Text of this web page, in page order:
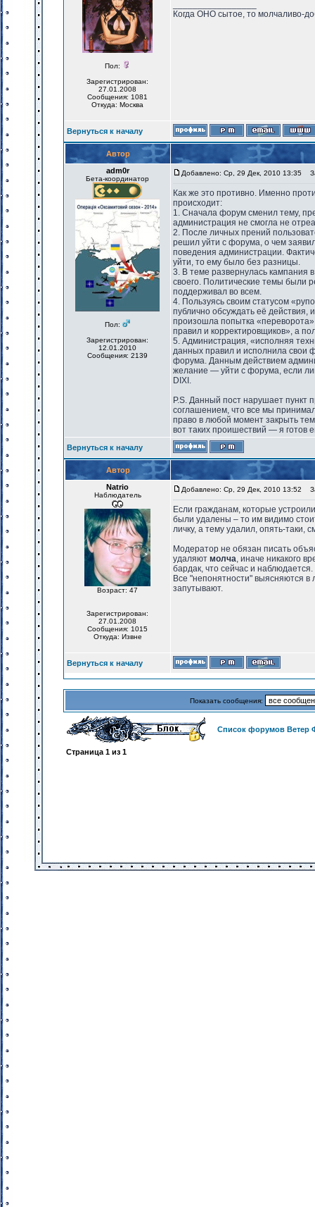
Пол:
Зарегистрирован:
27.01.2008
Сообщения: 1081
Откуда: Москва
Когда ОНО сытое, то молчаливо-
Вернуться к началу
Автор
adm0r
Бета-координатор
Пол:
Зарегистрирован:
12.01.2010
Сообщения: 2139
Добавлено: Ср, 29 Дек, 2010 13:35
Как же это противно. Именно
происходит:
1. Сначала форум сменил тему,
администрация не смогла не
2. После личных прений
решил уйти с форума, о чем
поведения администрации.
уйти, то ему было без разницы.
3. В теме развернулась кампания
своего. Политические темы были
поддерживал во всем.
4. Пользуясь своим статусом
публично обсуждать её действия,
произошла попытка
правил и корректировщиков», а
5. Администрация, «исполняя
данных правил и исполнила свои
форума. Данным действием
желание — уйти с форума, если
DIXI.
P.S. Данный пост нарушает пункт
соглашением, что все мы
право в любой момент закрыть
вот таких проишествий — я готов
Вернуться к началу
Автор
Natrio
Наблюдатель
Возраст: 47
Зарегистрирован:
27.01.2008
Сообщения: 1015
Откуда: Извне
Добавлено: Ср, 29 Дек, 2010 13:52
Если гражданам, которые
были удалены – то им видимо
личку, а тему удалил, опять-таки,
Модератор не обязан писать
удаляют молча, иначе никакого
бардак, что сейчас и наблюдается.
Все "непонятности" выясняются
запутывают.
Вернуться к началу
Показать сообщения:
Список форумов Ветер
Страница 1 из 1